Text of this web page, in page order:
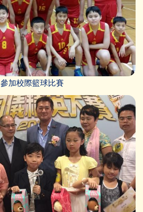
參加校際籃球比賽